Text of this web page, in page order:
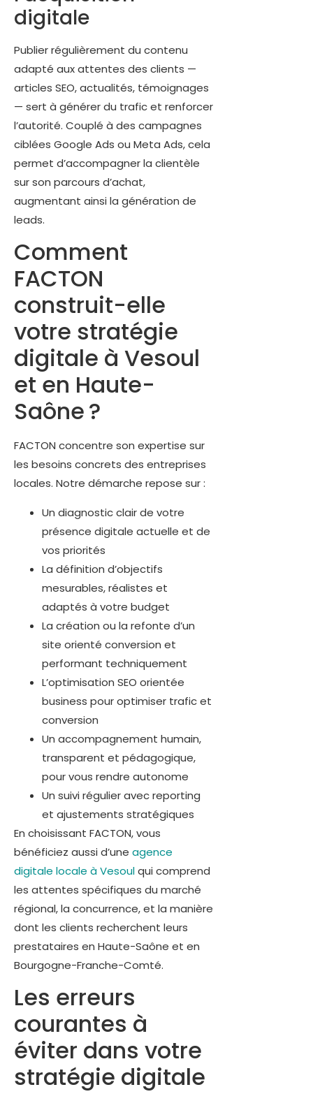
digitale
Publier régulièrement du contenu
adapté aux attentes des clients —
articles SEO, actualités, témoignages
— sert à générer du trafic et renforcer
l’autorité. Couplé à des campagnes
ciblées Google Ads ou Meta Ads, cela
permet d’accompagner la clientèle
sur son parcours d’achat,
augmentant ainsi la génération de
leads.
Comment
FACTON
construit-elle
votre stratégie
digitale à Vesoul
et en Haute-
Saône ?
FACTON concentre son expertise sur
les besoins concrets des entreprises
locales. Notre démarche repose sur :
Un diagnostic clair de votre
présence digitale actuelle et de
vos priorités
La définition d’objectifs
mesurables, réalistes et
adaptés à votre budget
La création ou la refonte d’un
site orienté conversion et
performant techniquement
L’optimisation SEO orientée
business pour optimiser trafic et
conversion
Un accompagnement humain,
transparent et pédagogique,
pour vous rendre autonome
Un suivi régulier avec reporting
et ajustements stratégiques
En choisissant FACTON, vous
bénéficiez aussi d’une agence
digitale locale à Vesoulqui comprend
les attentes spécifiques du marché
régional, la concurrence, et la manière
dont les clients recherchent leurs
prestataires en Haute-Saône et en
Bourgogne-Franche-Comté.
Les erreurs
courantes à
éviter dans votre
stratégie digitale